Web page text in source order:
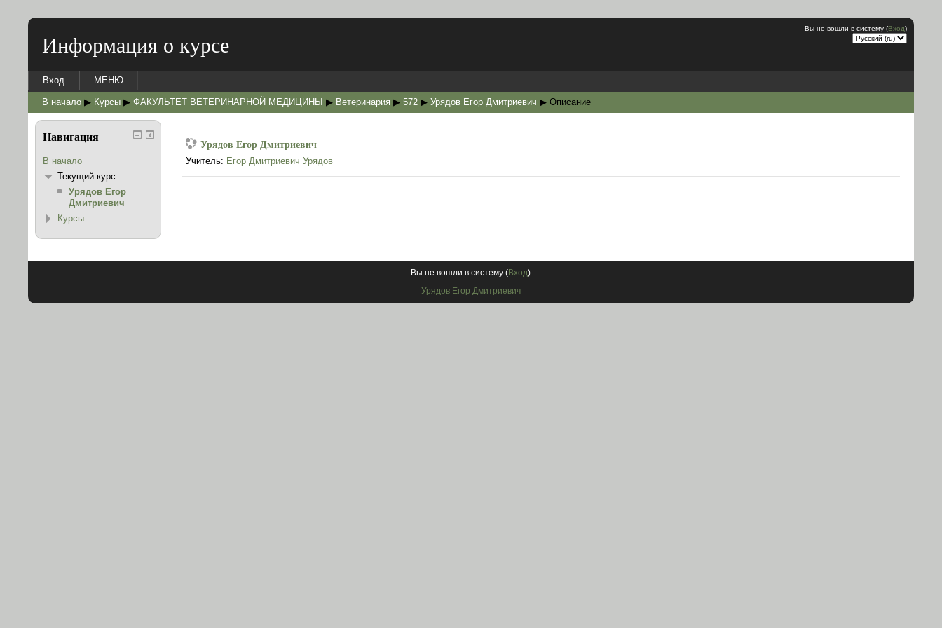
Информация о курсе
Вы не вошли в систему (Вход)
Вход МЕНЮ
В начало ▶ Курсы ▶ ФАКУЛЬТЕТ ВЕТЕРИНАРНОЙ МЕДИЦИНЫ ▶ Ветеринария ▶ 572 ▶ Урядов Егор Дмитриевич ▶ Описание
Урядов Егор Дмитриевич
Учитель: Егор Дмитриевич Урядов
Навигация
В начало
Текущий курс
Урядов Егор
Дмитриевич
Курсы
Вы не вошли в систему (Вход)
Урядов Егор Дмитриевич